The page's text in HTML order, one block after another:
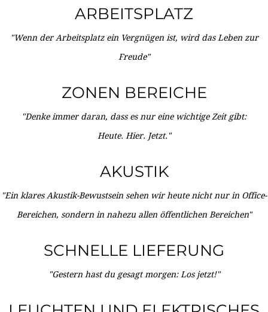
ARBEITSPLATZ
"Wenn der Arbeitsplatz ein Vergnügen ist, wird das Leben zur
Freude"
ZONEN BEREICHE
"Denke immer daran, dass es nur eine wichtige Zeit gibt:
Heute. Hier. Jetzt."
AKUSTIK
"Ein klares Akustik-Bewustsein sehen wir heute nicht nur in Office-
Bereichen, sondern in nahezu allen öffentlichen Bereichen"
SCHNELLE LIEFERUNG
"Gestern hast du gesagt morgen: Los jetzt!"